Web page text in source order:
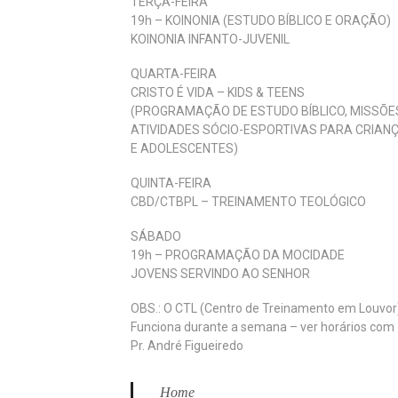
19h – KOINONIA (ESTUDO BÍBLICO E ORAÇÃO)
KOINONIA INFANTO-JUVENIL
QUARTA-FEIRA
CRISTO É VIDA – KIDS & TEENS
(PROGRAMAÇÃO DE ESTUDO BÍBLICO,
ATIVIDADES SÓCIO-ESPORTIVAS PARA
E ADOLESCENTES)
QUINTA-FEIRA
CBD/CTBPL – TREINAMENTO TEOLÓGICO
SÁBADO
19h – PROGRAMAÇÃO DA MOCIDADE
JOVENS SERVINDO AO SENHOR
OBS.: O CTL (Centro de Treinamento em
Funciona durante a semana – ver horários com
Pr. André Figueiredo
Home